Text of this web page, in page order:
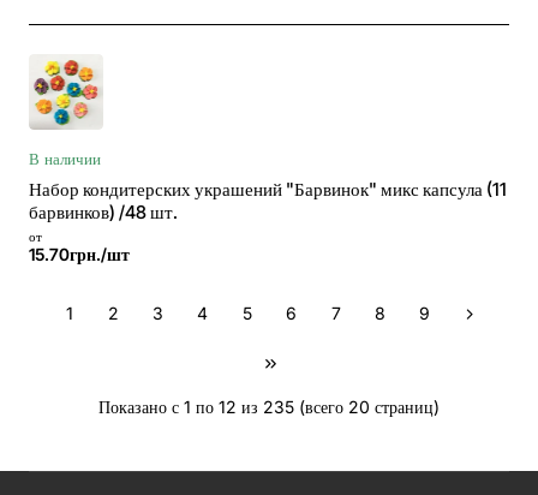
В наличии
Набор кондитерских украшений "Барвинок" микс капсула (11
барвинков) /48 шт.
от
15.70грн./шт
1 2 3 4 5 6 7 8 9
Показано с 1 по 12 из 235 (всего 20 страниц)